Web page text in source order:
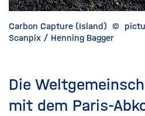
Carbon Capture (Island) ©
Scanpix / Henning Bagger
Die
mit dem Paris-